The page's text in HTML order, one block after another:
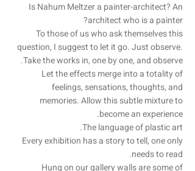
Is Nahum Meltzer a painter-architect? An
architect who is a painter?
To those of us who ask themselves this
question, I suggest to let it go. Just observe.
Take the works in, one by one, and observe.
Let the effects merge into a totality of
feelings, sensations, thoughts, and
memories. Allow this subtle mixture to
become an experience.
The language of plastic art.
Every exhibition has a story to tell, one only
needs to read.
Hung on our gallery walls are some of